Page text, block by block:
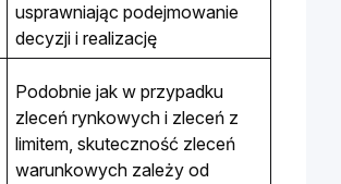
usprawniając podejmowanie
decyzji i realizację
Podobnie jak w przypadku
zleceń rynkowych i zleceń z
limitem, skuteczność zleceń
warunkowych zależy od